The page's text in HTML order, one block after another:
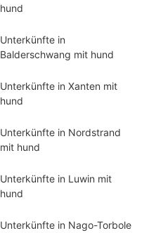
hund
Unterkünfte in
Balderschwang mit hund
Unterkünfte in Xanten mit
hund
Unterkünfte in Nordstrand
mit hund
Unterkünfte in Luwin mit
hund
Unterkünfte in Nago-Torbole